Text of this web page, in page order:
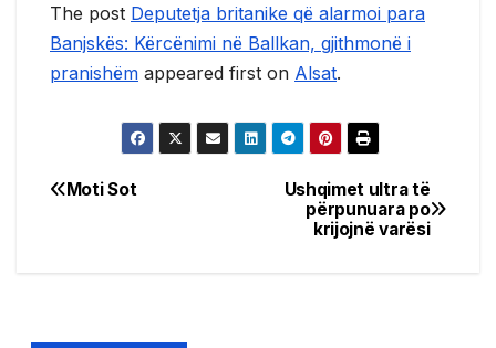
The post Deputetja britanike që alarmoi para
Banjskës: Kërcënimi në Ballkan, gjithmonë i
pranishëm appeared first on Alsat.
Post
Ushqimet ultra të
përpunuara po
krijojnë varësi
Moti Sot